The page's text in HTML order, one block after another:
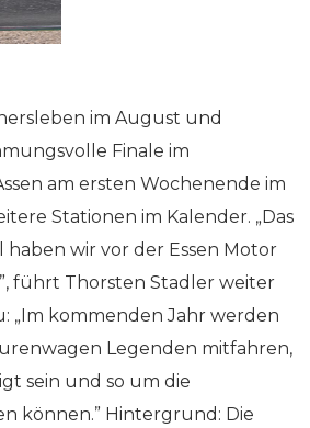
im August und
Finale im
am ersten Wochenende im
Stationen im Kalender. „Das
wir vor der Essen Motor
führt Thorsten Stadler weiter
„Im kommenden Jahr werden
Legenden mitfahren,
sein und so um die
können.” Hintergrund: Die